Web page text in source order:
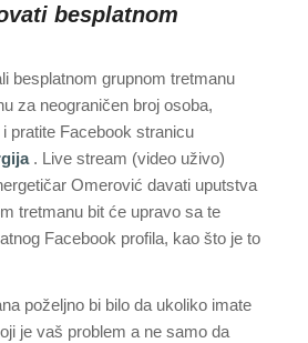
besplatnom
besplatnom grupnom tretmanu
za neograničen broj osoba,
pratite Facebook stranicu
. Live stream (video uživo)
Omerović davati uputstva
tretmanu bit će upravo sa te
Facebook profila, kao što je to
poželjno bi bilo da ukoliko imate
je vaš problem a ne samo da